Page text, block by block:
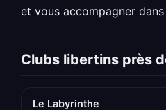
et vous accompagner
Clubs libertins près
Le Labyrinthe